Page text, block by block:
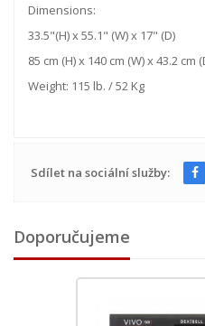
Dimensions:
33.5"(H) x 55.1" (W) x 17" (D)
85 cm (H) x 140 cm (W) x 43.2 cm
Weight: 115 lb. / 52 Kg
Sdílet na sociální služby:
Doporučujeme